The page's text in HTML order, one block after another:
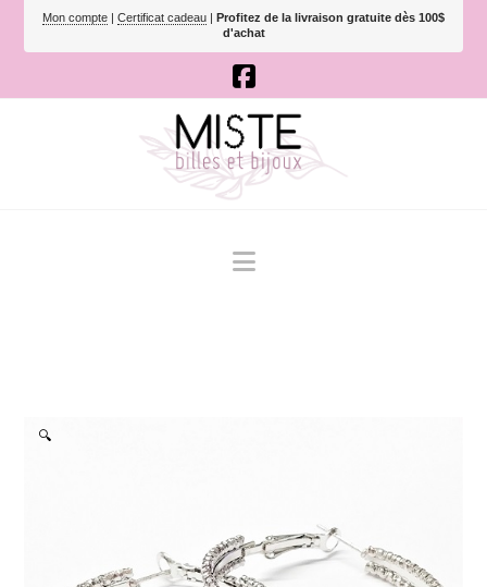
Mon compte | Certificat cadeau | Profitez de la livraison gratuite dès 100$
d'achat
Navigation
🔍